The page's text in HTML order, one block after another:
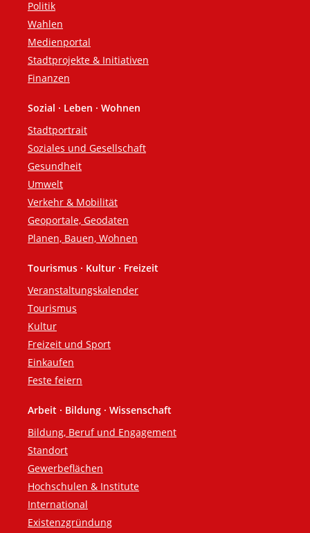
Politik
Wahlen
Medienportal
Stadtprojekte & Initiativen
Finanzen
Sozial · Leben · Wohnen
Stadtportrait
Soziales und Gesellschaft
Gesundheit
Umwelt
Verkehr & Mobilität
Geoportale, Geodaten
Planen, Bauen, Wohnen
Tourismus · Kultur · Freizeit
Veranstaltungskalender
Tourismus
Kultur
Freizeit und Sport
Einkaufen
Feste feiern
Arbeit · Bildung · Wissenschaft
Bildung, Beruf und Engagement
Standort
Gewerbeflächen
Hochschulen & Institute
International
Existenzgründung